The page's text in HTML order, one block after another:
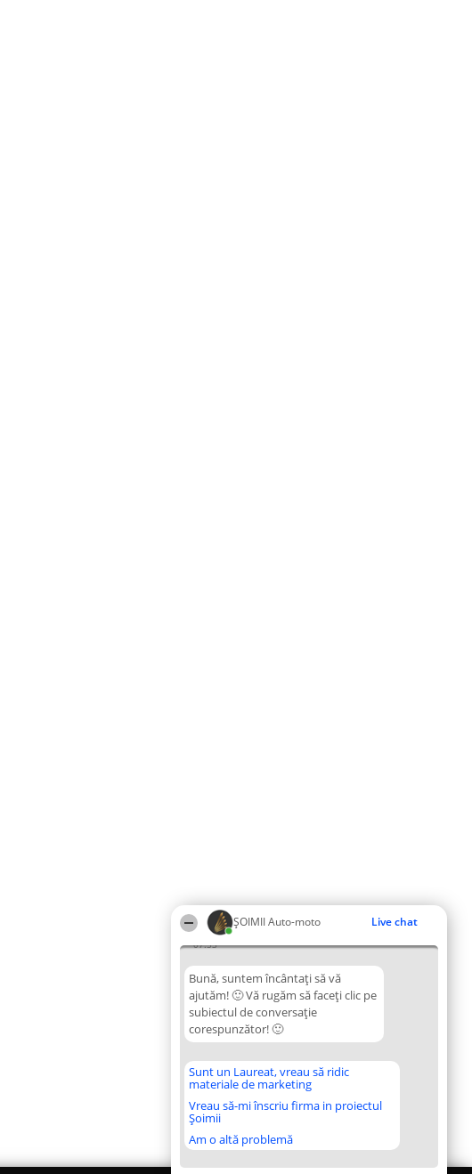
ȘOIMII Auto-moto Live chat
07:53
Bună, suntem încântați să vă
ajutăm! 🙂 Vă rugăm să faceți clic pe
subiectul de conversație
corespunzător! 🙂
Sunt un Laureat, vreau să ridic
materiale de marketing
Vreau să-mi înscriu firma in proiectul
Șoimii
Am o altă problemă